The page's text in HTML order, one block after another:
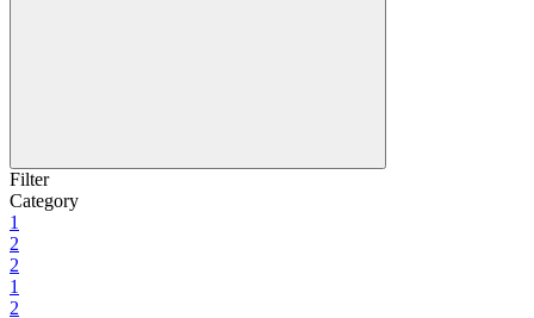
Filter
Category
1
2
2
1
2